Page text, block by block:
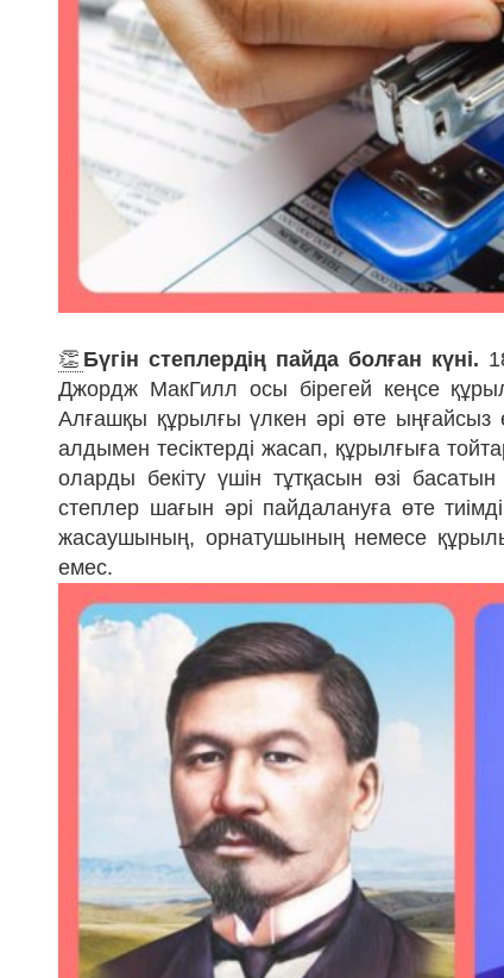
👏 Бүгін степлердің пайда болған күні.
Джордж МакГилл осы бірегей кеңсе
Алғашқы құрылғы үлкен әрі өте
алдымен тесіктерді жасап, құрылғыға
оларды бекіту үшін тұтқасын өзі
степлер шағын әрі пайдалануға өте
жасаушының, орнатушының немесе
емес.